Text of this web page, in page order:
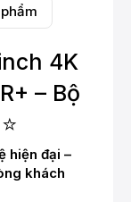
4K
– Bộ
hiện đại –
khách